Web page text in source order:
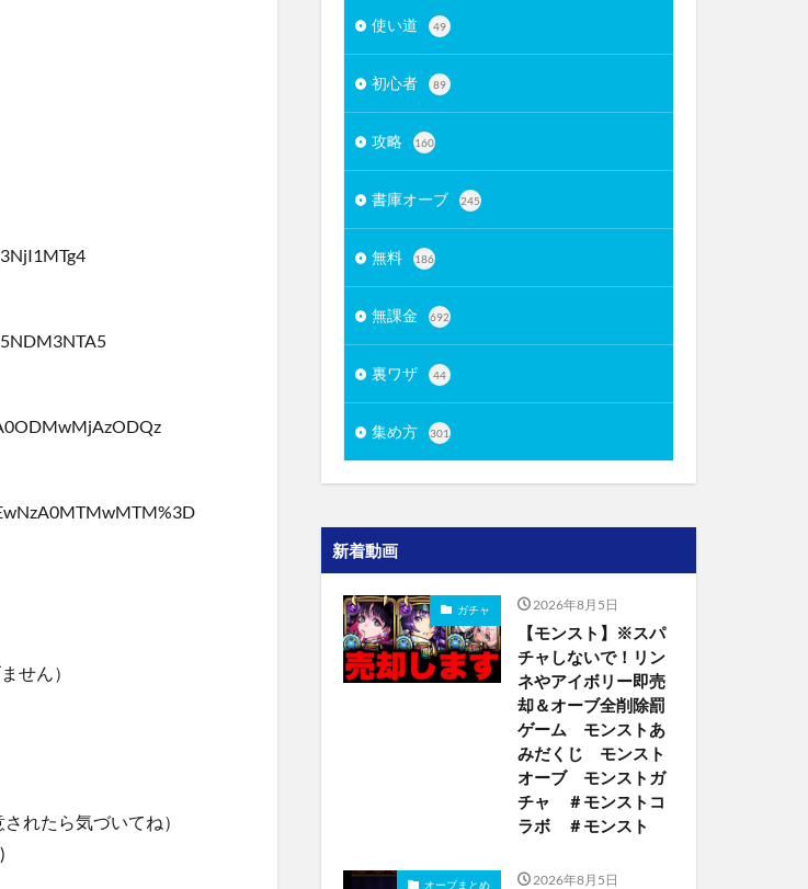
せん）
れたら気づいてね）
使い道 49
初心者 89
攻略 160
書庫オーブ 245
無料 186
無課金 692
裏ワザ 44
集め方 301
新着動画
ガチャ 2026年8月5日
【モンスト】※スパ
チャしないで！リン
ネやアイボリー即売
却＆オーブ全削除罰
ゲーム モンストあ
みだくじ モンスト
オーブ モンストガ
チャ ＃モンストコ
ラボ ＃モンスト
オーブまとめ 2026年8月5日